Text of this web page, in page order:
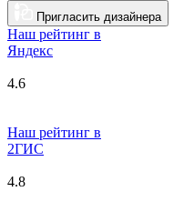
Пригласить дизайнера
Наш рейтинг в
Яндекс
4.6
Наш рейтинг в
2ГИС
4.8